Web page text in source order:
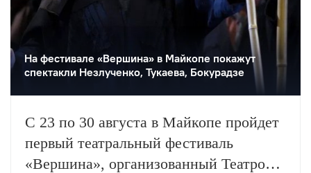
На фестивале «Вершина» в Майкопе покажут
спектакли Незлученко, Тукаева, Бокурадзе
С 23 по 30 августа в Майкопе пройдет
первый театральный фестиваль
«Вершина», организованный Театром